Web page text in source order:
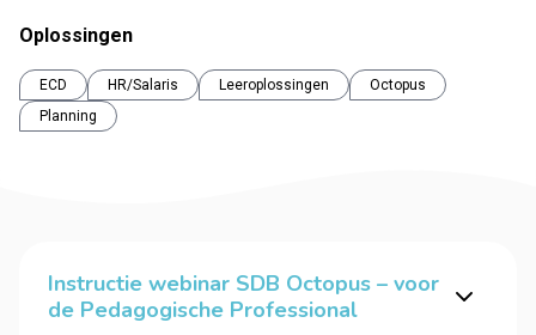
Oplossingen
ECD HR/Salaris Leeroplossingen
Octopus
Planning
Instructie webinar SDB Octopus – voor
de Pedagogische Professional